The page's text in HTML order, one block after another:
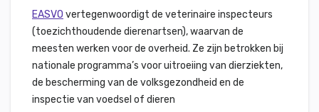
EASVO vertegenwoordigt de veterinaire inspecteurs
(toezichthoudende dierenartsen), waarvan de
meesten werken voor de overheid. Ze zijn betrokken bij
nationale programma’s voor uitroeiing van dierziekten,
de bescherming van de volksgezondheid en de
inspectie van voedsel of dieren